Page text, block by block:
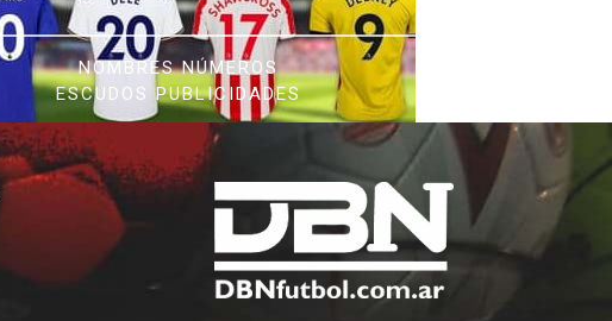
NOMBRES NÚMEROS
ESCUDOS PUBLICIDADES